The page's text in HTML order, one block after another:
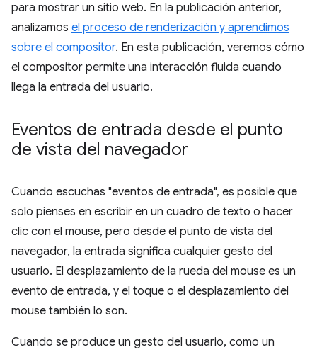
para mostrar un sitio web. En la publicación anterior,
analizamos el proceso de renderización y aprendimos
sobre el compositor. En esta publicación, veremos cómo
el compositor permite una interacción fluida cuando
llega la entrada del usuario.
Eventos de entrada desde el punto
de vista del navegador
Cuando escuchas "eventos de entrada", es posible que
solo pienses en escribir en un cuadro de texto o hacer
clic con el mouse, pero desde el punto de vista del
navegador, la entrada significa cualquier gesto del
usuario. El desplazamiento de la rueda del mouse es un
evento de entrada, y el toque o el desplazamiento del
mouse también lo son.
Cuando se produce un gesto del usuario, como un